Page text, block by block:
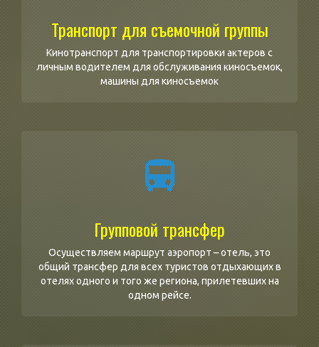
Транспорт для съемочной группы
Кинотранспорт для транспортировки актеров с
личным водителем для обслуживания киносъемок,
машины для киносъемок
Групповой трансфер
Осуществляем маршрут аэропорт – отель, это
общий трансфер для всех туристов отдыхающих в
отелях одного и того же региона, прилетевших на
одном рейсе.